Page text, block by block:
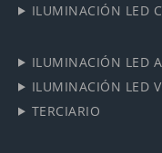
ILUMINACIÓN LED
ILUMINACIÓN LED
ILUMINACIÓN LED
TERCIARIO